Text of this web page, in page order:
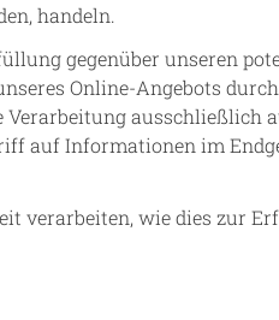
handeln.
gegenüber unseren
Online-Angebots
ausschließlich
auf Informationen im
verarbeiten, wie dies zur